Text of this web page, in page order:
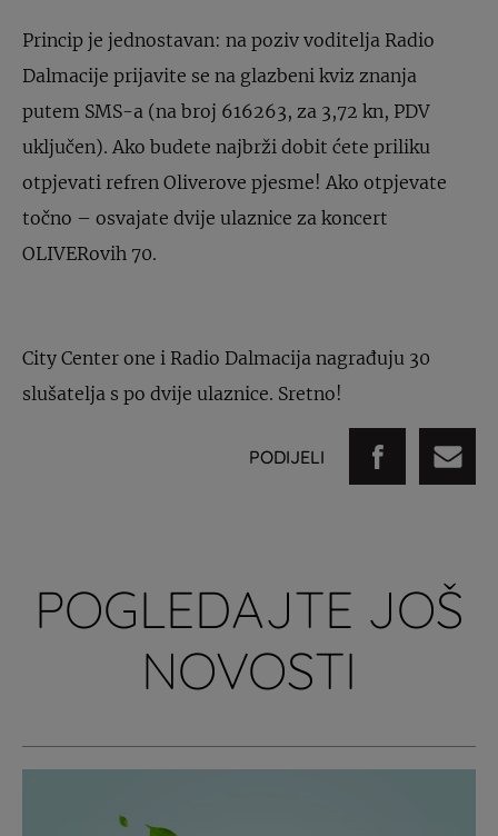
Princip je jednostavan: na poziv voditelja Radio
Dalmacije prijavite se na glazbeni kviz znanja
putem SMS-a (na broj 616263, za 3,72 kn, PDV
uključen). Ako budete najbrži dobit ćete priliku
otpjevati refren Oliverove pjesme! Ako otpjevate
točno – osvajate dvije ulaznice za koncert
OLIVERovih 70.
City Center one i Radio Dalmacija nagrađuju 30
slušatelja s po dvije ulaznice. Sretno!
PODIJELI
POGLEDAJTE JOŠ
NOVOSTI